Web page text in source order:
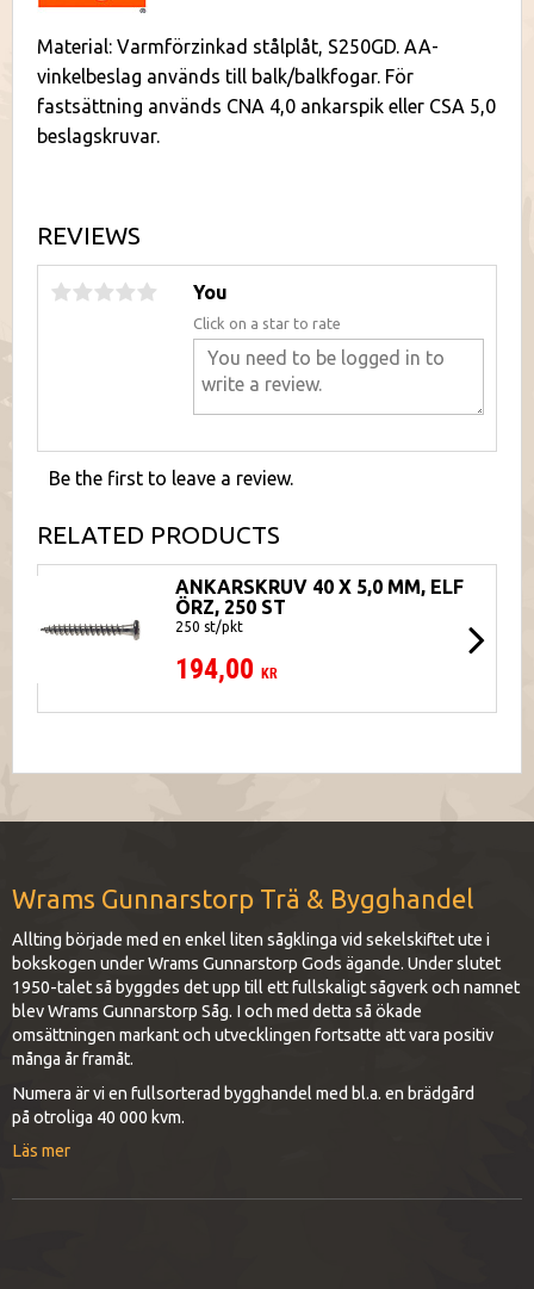
Material: Varmförzinkad stålplåt, S250GD. AA-
vinkelbeslag används till balk/balkfogar. För
fastsättning används CNA 4,0 ankarspik eller CSA 5,0
beslagskruvar.
REVIEWS
You
Click on a star to rate
Be the first to leave a review.
RELATED PRODUCTS
ANKARSKRUV 40 X 5,0 MM, ELF
ÖRZ, 250 ST
250 st/pkt
194,00 KR
Wrams Gunnarstorp Trä & Bygghandel
Allting började med en enkel liten sågklinga vid sekelskiftet ute i
bokskogen under Wrams Gunnarstorp Gods ägande. Under slutet
1950-talet så byggdes det upp till ett fullskaligt sågverk och namnet
blev Wrams Gunnarstorp Såg. I och med detta så ökade
omsättningen markant och utvecklingen fortsatte att vara positiv
många år framåt.
Numera är vi en fullsorterad bygghandel med bl.a. en brädgård
på otroliga 40 000 kvm.
Läs mer